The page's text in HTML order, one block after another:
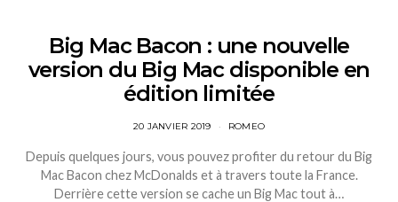
Big Mac Bacon : une nouvelle
version du Big Mac disponible en
édition limitée
20 JANVIER 2019 ROMEO
Depuis quelques jours, vous pouvez profiter du retour du Big
Mac Bacon chez McDonalds et à travers toute la France.
Derrière cette version se cache un Big Mac tout à…